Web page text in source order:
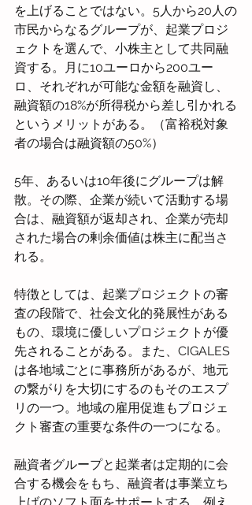
を上げることではない。5人から20人の
市民からなるグループが、起業プロジ
ェクトを選んで、小株主として共同融
資する。月に10ユーロから200ユー
ロ、それぞれが可能な金額を融資し、
融資額の18%が所得税から差し引かれる
というメリットがある。（富裕税対象
者の場合は融資額の50%）
5年、あるいは10年後にグループは解
散。その際、企業が続いて活動する場
合は、融資額が返却され、企業が売却
された場合の剰余価値は株主に配当さ
れる。
特徴としては、起業プロジェクトの審
査の段階で、社会文化的発展性がある
もの、環境に優しいプロジェクトが優
先されることがある。また、CIGALES
は各地域ごとに事務所があるが、地元
の繋がりを大切にするのもそのエスプ
リの一つ。地域の雇用促進もプロジェ
クト審査の重要な条件の一つになる。
融資者グループと起業者は定期的に会
合する機会をもち、融資者は事業立ち